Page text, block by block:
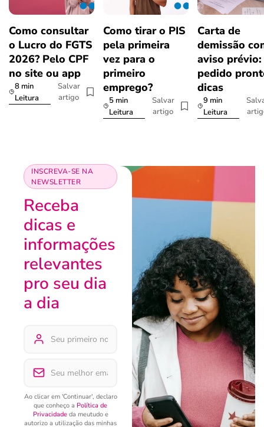
Como consultar
o Lucro do FGTS
2026? Pelo CPF
no site ou app
8 min
Leitura
Salvar
artigo
Como tirar o PIS
pela primeira
vez para o
primeiro
emprego?
5 min
Leitura
Salvar
artigo
Carta de
demissão
aviso prévio:
pedido
dicas
9 min
Leitura
INSCREVA-SE NA
NEWSLETTER
Receba
dicas e
informações
relevantes
pro seu dia
a dia
Ao clicar em 'Continuar', declaro
que conheço a Política de
Privacidadeda meutudo e
autorizo a utilização das minhas